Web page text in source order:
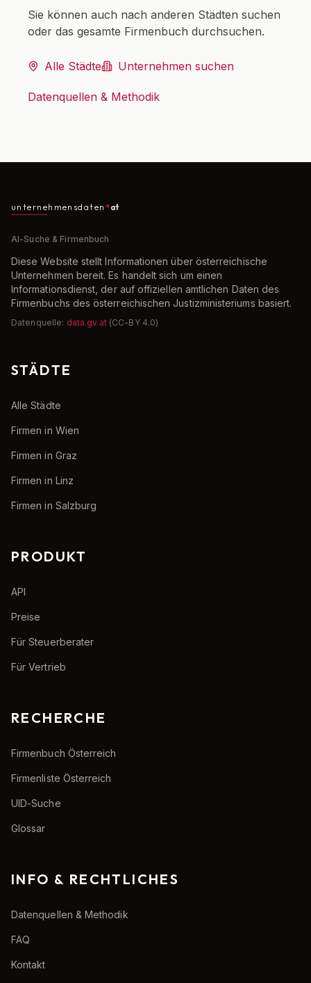
Sie können auch nach anderen Städten suchen
oder das gesamte Firmenbuch durchsuchen.
Alle Städte Unternehmen suchen
Datenquellen & Methodik
unternehmensdaten at
AI-Suche & Firmenbuch
Diese Website stellt Informationen über österreichische
Unternehmen bereit. Es handelt sich um einen
Informationsdienst, der auf offiziellen amtlichen Daten des
Firmenbuchs des österreichischen Justizministeriums basiert.
Datenquelle: data.gv.at (CC-BY 4.0)
STÄDTE
Alle Städte
Firmen in Wien
Firmen in Graz
Firmen in Linz
Firmen in Salzburg
PRODUKT
API
Preise
Für Steuerberater
Für Vertrieb
RECHERCHE
Firmenbuch Österreich
Firmenliste Österreich
UID-Suche
Glossar
INFO & RECHTLICHES
Datenquellen & Methodik
FAQ
Kontakt